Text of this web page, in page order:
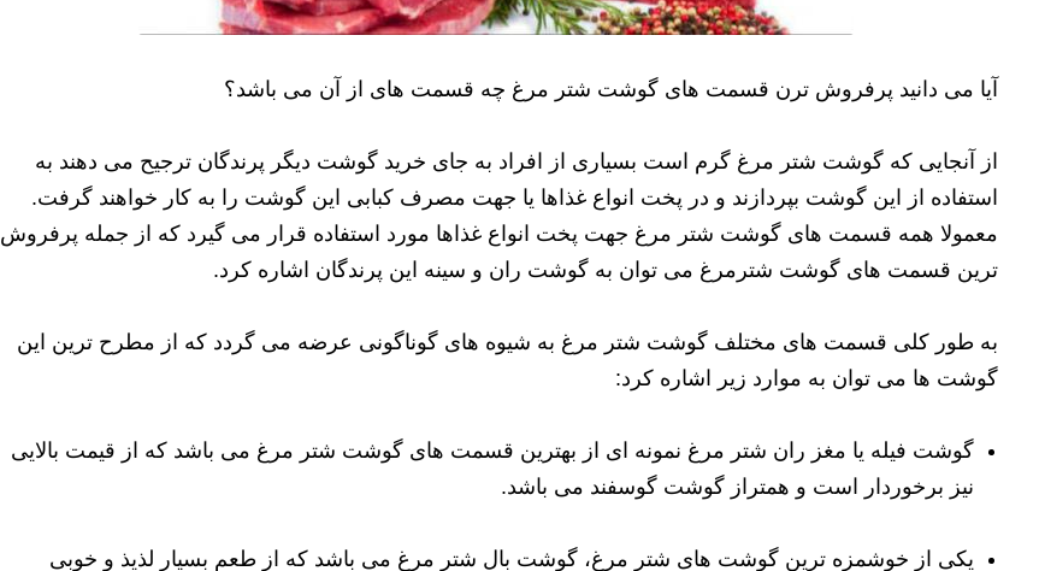
آیا می دانید پرفروش ترن قسمت های گوشت شتر مرغ چه قسمت های از آن می باشد؟
از آنجایی که گوشت شتر مرغ گرم است بسیاری از افراد به جای خرید گوشت دیگر پرندگان ترجیح می دهند به
استفاده از این گوشت بپردازند و در پخت انواع غذاها یا جهت مصرف کبابی این گوشت را به کار خواهند گرفت.
معمولا همه قسمت های گوشت شتر مرغ جهت پخت انواع غذاها مورد استفاده قرار می گیرد که از جمله پرفروش
ترین قسمت های گوشت شترمرغ می توان به گوشت ران و سینه این پرندگان اشاره کرد.
به طور کلی قسمت های مختلف گوشت شتر مرغ به شیوه های گوناگونی عرضه می گردد که از مطرح ترین این
گوشت ها می توان به موارد زیر اشاره کرد:
گوشت فیله یا مغز ران شتر مرغ نمونه ای از بهترین قسمت های گوشت شتر مرغ می باشد که از قیمت بالایی
نیز برخوردار است و همتراز گوشت گوسفند می باشد.
یکی از خوشمزه ترین گوشت های شتر مرغ، گوشت بال شتر مرغ می باشد که از طعم بسیار لذیذ و خوبی